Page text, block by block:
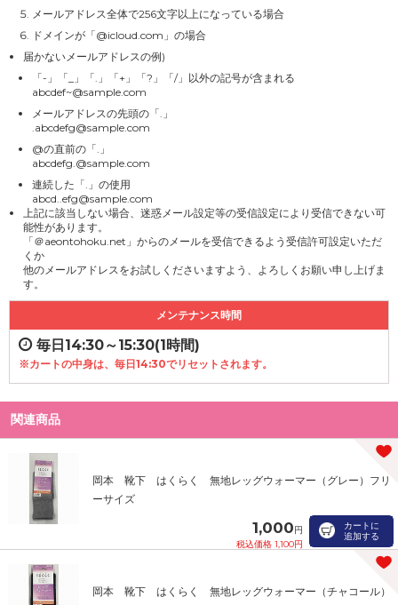
メールアドレス全体で256文字以上になっている場合
ドメインが「@icloud.com」の場合
届かないメールアドレスの例)
「-」「_」「.」「+」「?」「/」以外の記号が含まれる
abcdef~@sample.com
メールアドレスの先頭の「.」
.abcdefg@sample.com
@の直前の「.」
abcdefg.@sample.com
連続した「.」の使用
abcd..efg@sample.com
上記に該当しない場合、迷惑メール設定等の受信設定により受信できない可
能性があります。
「＠aeontohoku.net」からのメールを受信できるよう受信許可設定いただ
くか
他のメールアドレスをお試しくださいますよう、よろしくお願い申し上げま
す。
メンテナンス時間
毎日14:30～15:30(1時間)
※カートの中身は、毎日14:30でリセットされます。
関連商品
岡本 靴下 はくらく 無地レッグウォーマー（グレー）フリ
ーサイズ
1,000円
税込価格 1,100円
カートに
追加する
岡本 靴下 はくらく 無地レッグウォーマー（チャコール）